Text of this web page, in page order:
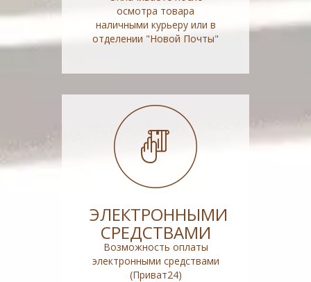
осмотра товара
наличными курьеру или в
отделении "Новой Почты"
ЭЛЕКТРОННЫМИ
СРЕДСТВАМИ
Возможность оплаты
электронными средствами
(Приват24)